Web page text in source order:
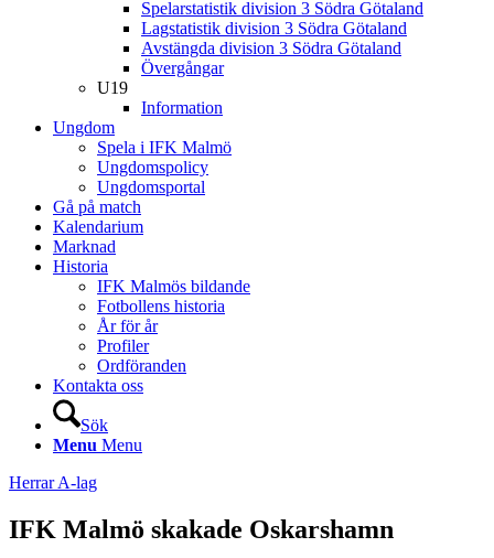
Spelarstatistik division 3 Södra Götaland
Lagstatistik division 3 Södra Götaland
Avstängda division 3 Södra Götaland
Övergångar
U19
Information
Ungdom
Spela i IFK Malmö
Ungdomspolicy
Ungdomsportal
Gå på match
Kalendarium
Marknad
Historia
IFK Malmös bildande
Fotbollens historia
År för år
Profiler
Ordföranden
Kontakta oss
Sök
Menu Menu
Herrar A-lag
IFK Malmö skakade Oskarshamn